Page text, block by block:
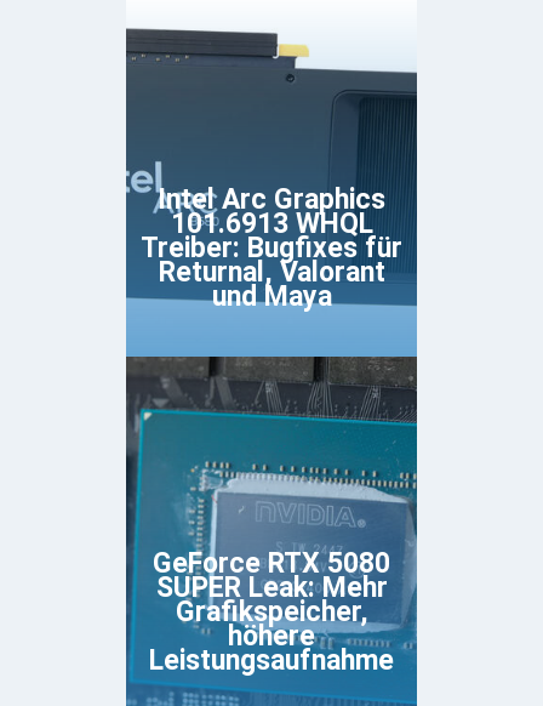
Intel Arc Graphics
101.6913 WHQL
Treiber: Bugfixes für
Returnal, Valorant
und Maya
GeForce RTX 5080
SUPER Leak: Mehr
Grafikspeicher,
höhere
Leistungsaufnahme